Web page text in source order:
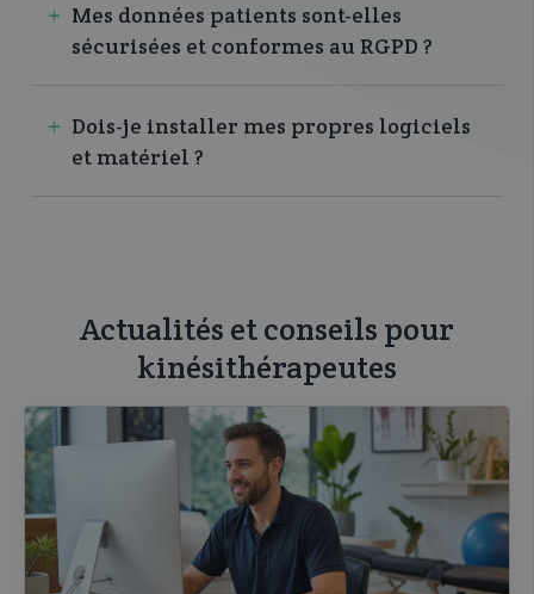
Mes données patients sont-elles
sécurisées et conformes au RGPD ?
Dois-je installer mes propres logiciels
et matériel ?
Actualités et conseils pour
kinésithérapeutes